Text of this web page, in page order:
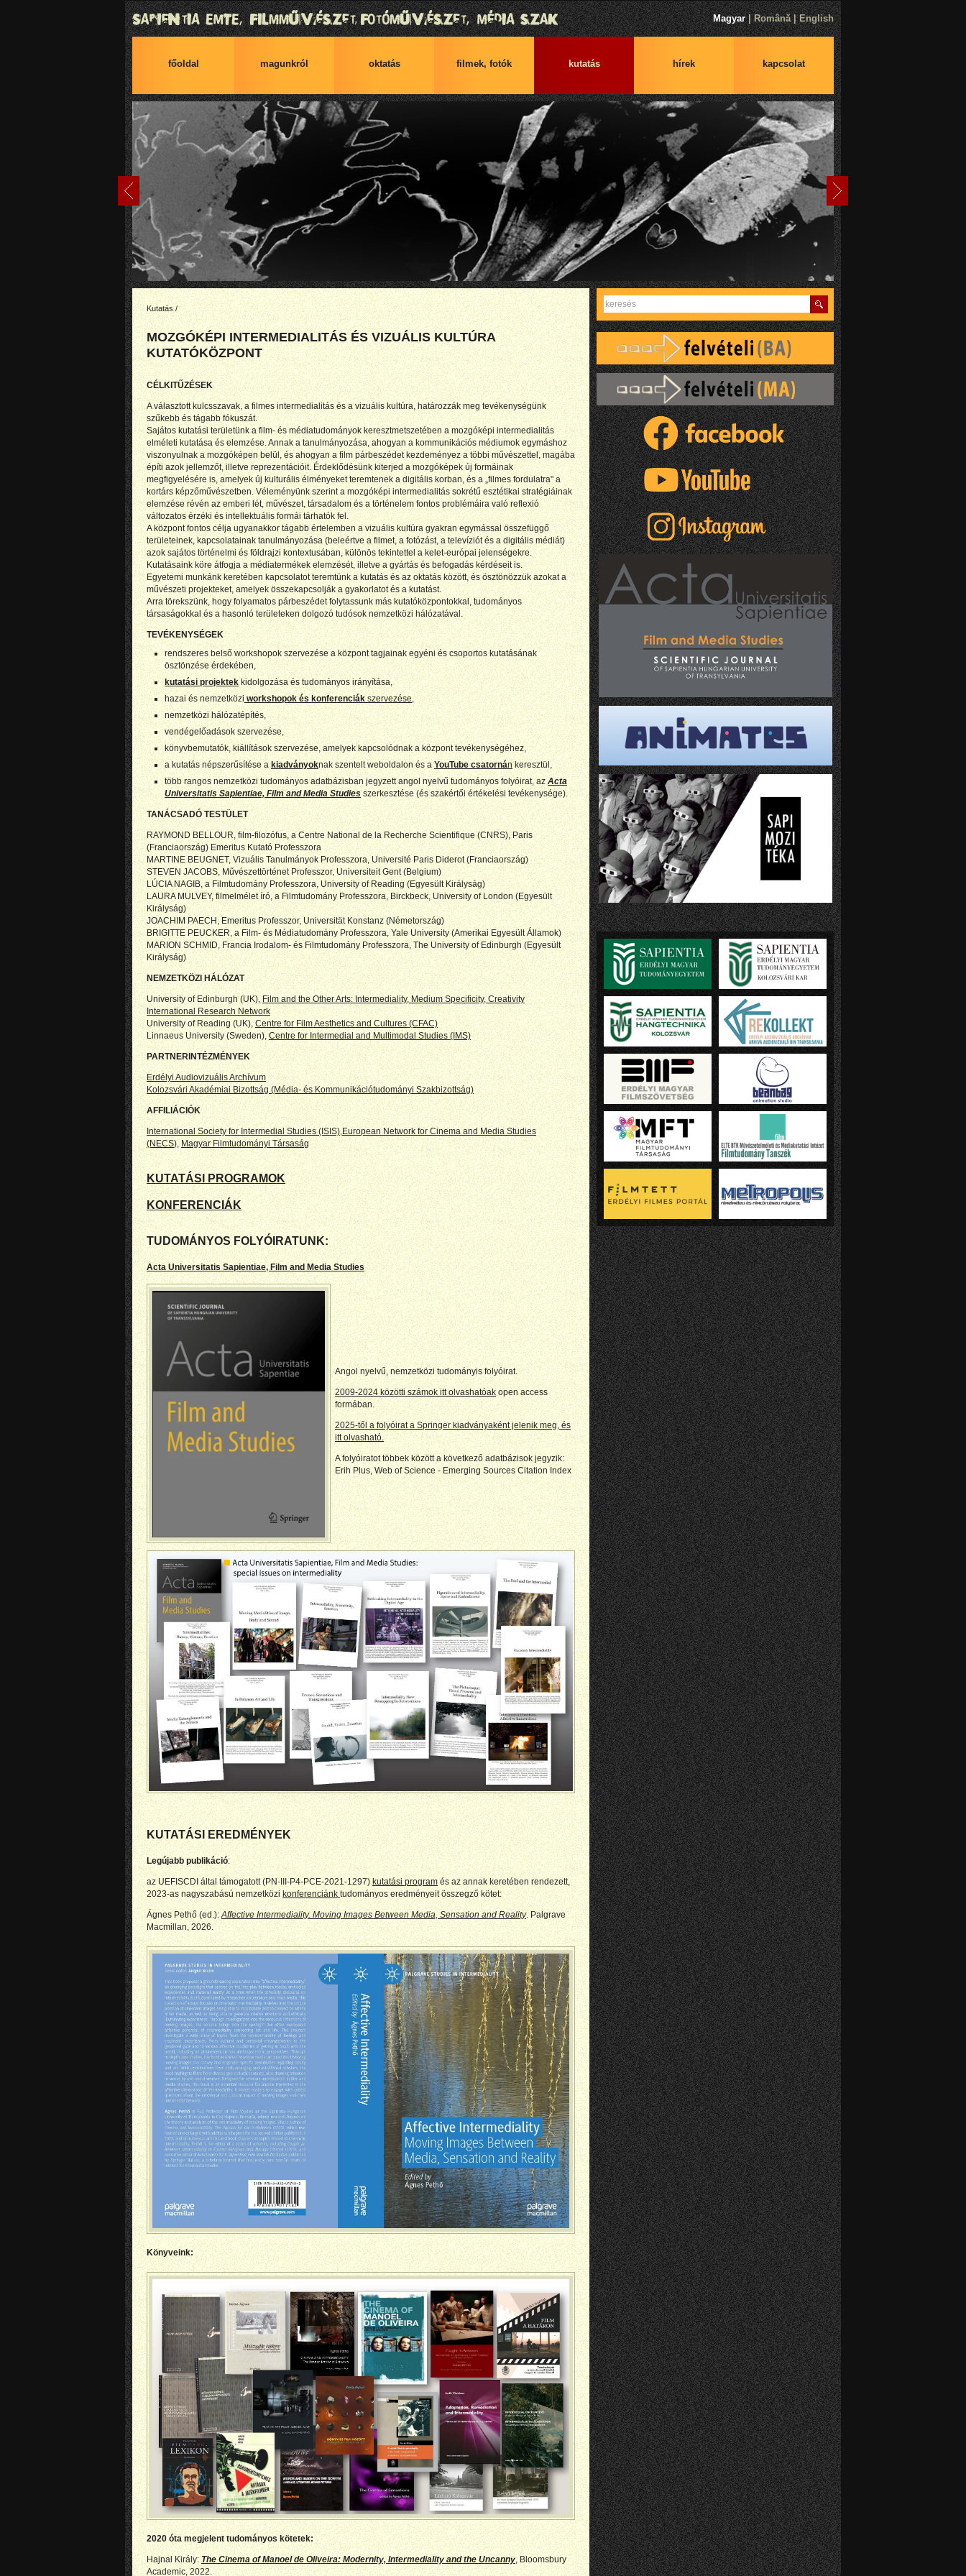
Magyar|Română|English
főoldal magunkról oktatás filmek, fotók kutatás hírek kapcsolat
Kutatás /
MOZGÓKÉPI INTERMEDIALITÁS ÉS VIZUÁLIS KULTÚRA
KUTATÓKÖZPONT
CÉLKITŰZÉSEK
A választott kulcsszavak, a filmes intermedialitás és a vizuális kultúra, határozzák meg tevékenységünk
szűkebb és tágabb fókuszát.
Sajátos kutatási területünk a film- és médiatudományok keresztmetszetében a mozgóképi intermedialitás
elméleti kutatása és elemzése. Annak a tanulmányozása, ahogyan a kommunikációs médiumok egymáshoz
viszonyulnak a mozgóképen belül, és ahogyan a film párbeszédet kezdeményez a többi művészettel, magába
építi azok jellemzőt, illetve reprezentációit. Érdeklődésünk kiterjed a mozgóképek új formáinak
megfigyelésére is, amelyek új kulturális élményeket teremtenek a digitális korban, és a „filmes fordulatra" a
kortárs képzőművészetben. Véleményünk szerint a mozgóképi intermedialitás sokrétű esztétikai stratégiáinak
elemzése révén az emberi lét, művészet, társadalom és a történelem fontos problémáira való reflexió
változatos érzéki és intellektuális formái tárhatók fel.
A központ fontos célja ugyanakkor tágabb értelemben a vizuális kultúra gyakran egymással összefüggő
területeinek, kapcsolatainak tanulmányozása (beleértve a filmet, a fotózást, a televíziót és a digitális médiát)
azok sajátos történelmi és földrajzi kontextusában, különös tekintettel a kelet-európai jelenségekre.
Kutatásaink köre átfogja a médiatermékek elemzését, illetve a gyártás és befogadás kérdéseit is.
Egyetemi munkánk keretében kapcsolatot teremtünk a kutatás és az oktatás között, és ösztönözzük azokat a
művészeti projekteket, amelyek összekapcsolják a gyakorlatot és a kutatást.
Arra törekszünk, hogy folyamatos párbeszédet folytassunk más kutatóközpontokkal, tudományos
társaságokkal és a hasonló területeken dolgozó tudósok nemzetközi hálózatával.
TEVÉKENYSÉGEK
rendszeres belső workshopok szervezése a központ tagjainak egyéni és csoportos kutatásának
ösztönzése érdekében,
kutatási projektekkidolgozása és tudományos irányítása,
hazai és nemzetközi workshopok és konferenciákszervezése,
nemzetközi hálózatépítés,
vendégelőadások szervezése,
könyvbemutatók, kiállítások szervezése, amelyek kapcsolódnak a központ tevékenységéhez,
a kutatás népszerűsítése a kiadványoknak szentelt weboldalon és aYouTube csatornánkeresztül,
több rangos nemzetközi tudományos adatbázisban jegyzett angol nyelvű tudományos folyóirat, azActa
Universitatis Sapientiae, Film and Media Studies szerkesztése (és szakértői értékelési tevékenysége).
TANÁCSADÓ TESTÜLET
RAYMOND BELLOUR, film-filozófus, a Centre National de la Recherche Scientifique (CNRS), Paris
(Franciaország) Emeritus Kutató Professzora
MARTINE BEUGNET, Vizuális Tanulmányok Professzora, Université Paris Diderot (Franciaország)
STEVEN JACOBS, Művészettörténet Professzor, Universiteit Gent (Belgium)
LÚCIA NAGIB, a Filmtudomány Professzora, University of Reading (Egyesült Királyság)
LAURA MULVEY, filmelmélet író, a Filmtudomány Professzora, Birckbeck, University of London (Egyesült
Királyság)
JOACHIM PAECH, Emeritus Professzor, Universität Konstanz (Németország)
BRIGITTE PEUCKER, a Film- és Médiatudomány Professzora, Yale University (Amerikai Egyesült Államok)
MARION SCHMID, Francia Irodalom- és Filmtudomány Professzora, The University of Edinburgh (Egyesült
Királyság)
NEMZETKÖZI HÁLÓZAT
University of Edinburgh (UK),Film and the Other Arts: Intermediality, Medium Specificity, Creativity
International Research Network
University of Reading (UK),Centre for Film Aesthetics and Cultures (CFAC)
Linnaeus University (Sweden),Centre for Intermedial and Multimodal Studies (IMS)
PARTNERINTÉZMÉNYEK
Erdélyi Audiovizuális Archívum
Kolozsvári Akadémiai Bizottság (Média- és Kommunikációtudományi Szakbizottság)
AFFILIÁCIÓK
International Society for Intermedial Studies (ISIS),European Network for Cinema and Media Studies
(NECS),Magyar Filmtudományi Társaság
KUTATÁSI PROGRAMOK
KONFERENCIÁK
TUDOMÁNYOS FOLYÓIRATUNK:
Acta Universitatis Sapientiae, Film and Media Studies
Angol nyelvű, nemzetközi tudományis folyóirat.
2009-2024 közötti számok itt olvashatóakopen access
formában.
2025-től a folyóirat a Springer kiadványaként jelenik meg, és
itt olvasható.
A folyóiratot többek között a következő adatbázisok jegyzik:
Erih Plus, Web of Science - Emerging Sources Citation Index
KUTATÁSI EREDMÉNYEK
Legújabb publikáció:
az UEFISCDI által támogatott (PN-III-P4-PCE-2021-1297)kutatási programés az annak keretében rendezett,
2023-as nagyszabású nemzetközikonferenciánktudományos eredményeit összegző kötet:
Ágnes Pethő (ed.):Affective Intermediality. Moving Images Between Media, Sensation and Reality. Palgrave
Macmillan, 2026.
Könyveink:
2020 óta megjelent tudományos kötetek:
Hajnal Király:The Cinema of Manoel de Oliveira: Modernity, Intermediality and the Uncanny, Bloomsbury
Academic, 2022.
Keres